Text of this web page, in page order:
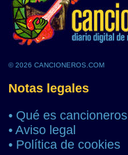
© 2026 CANCIONEROS.COM
Notas legales
• Qué es cancioneros
• Aviso legal
• Política de cookies